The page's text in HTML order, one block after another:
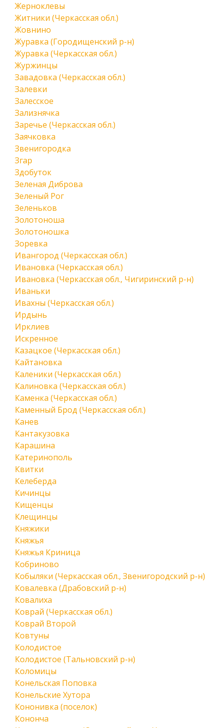
Жерноклевы
Житники (Черкасская обл.)
Жовнино
Журавка (Городищенский р-н)
Журавка (Черкасская обл.)
Журжинцы
Завадовка (Черкасская обл.)
Залевки
Залесское
Зализнячка
Заречье (Черкасская обл.)
Заячковка
Звенигородка
Згар
Здобуток
Зеленая Диброва
Зеленый Рог
Зеленьков
Золотоноша
Золотоношка
Зоревка
Ивангород (Черкасская обл.)
Ивановка (Черкасская обл.)
Ивановка (Черкасская обл., Чигиринский р-н)
Иваньки
Ивахны (Черкасская обл.)
Ирдынь
Ирклиев
Искренное
Казацкое (Черкасская обл.)
Кайтановка
Каленики (Черкасская обл.)
Калиновка (Черкасская обл.)
Каменка (Черкасская обл.)
Каменный Брод (Черкасская обл.)
Канев
Кантакузовка
Карашина
Катеринополь
Квитки
Келеберда
Кичинцы
Кищенцы
Клещинцы
Княжики
Княжья
Княжья Криница
Кобриново
Кобыляки (Черкасская обл., Звенигородский р-н)
Ковалевка (Драбовский р-н)
Ковалиха
Коврай (Черкасская обл.)
Коврай Второй
Ковтуны
Колодистое
Колодистое (Тальновский р-н)
Коломицы
Конельская Поповка
Конельские Хутора
Кононивка (поселок)
Кононча